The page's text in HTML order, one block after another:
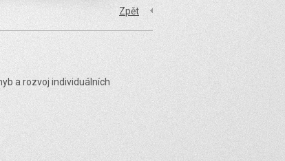
Zpět
a rozvoj individuálních